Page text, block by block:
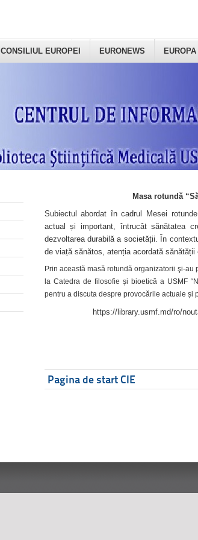
CONSILIUL EUROPEI EURONEWS
Masa rotundă
Subiectul abordat în cadrul Mesei
actual și important, întrucât sănătatea
dezvoltarea durabilă a societății. În
de viață sănătos, atenția acordată
Prin această masă rotundă organizatorii şi-
la Catedra de filosofie și bioetică a USMF
pentru a discuta despre provocările actuale
https://library.usmf.md/ro/
Pagina de start CIE